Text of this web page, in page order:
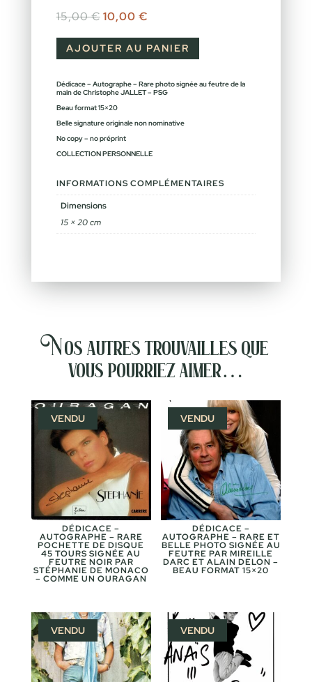
15,00€ Le prix initial était : 15,00 €.
10,00 €
AJOUTER AU PANIER
Dédicace – Autographe – Rare photo signée au feutre de la
main de Christophe JALLET – PSG
Beau format 15×20
Belle signature originale non nominative
No copy – no préprint
COLLECTION PERSONNELLE
INFORMATIONS COMPLÉMENTAIRES
Dimensions
15 × 20 cm
Nos autres trouvailles que
vous pourriez aimer…
VENDU
DÉDICACE –
AUTOGRAPHE – RARE
POCHETTE DE DISQUE
45 TOURS SIGNÉE AU
FEUTRE NOIR PAR
STÉPHANIE DE MONACO
– COMME UN OURAGAN
VENDU
DÉDICACE –
AUTOGRAPHE – RARE ET
BELLE PHOTO SIGNÉE AU
FEUTRE PAR MIREILLE
DARC ET ALAIN DELON –
BEAU FORMAT 15×20
VENDU VENDU